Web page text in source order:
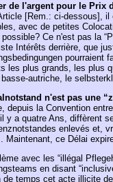
de l'argent pour le Prix
[Rem.: ci-dessous], il
avec de petites
Ce n'est pas la
Intérêts derrière, que
pourraient
les plus grands, les plus
basse-autriche, le
n'est pas une
depuis la Convention
y a quatre Ans, diffèrent
enlevés et,
Maintenant, ce Délai
avec les “illégal
en disant
de temps cet acte illicite